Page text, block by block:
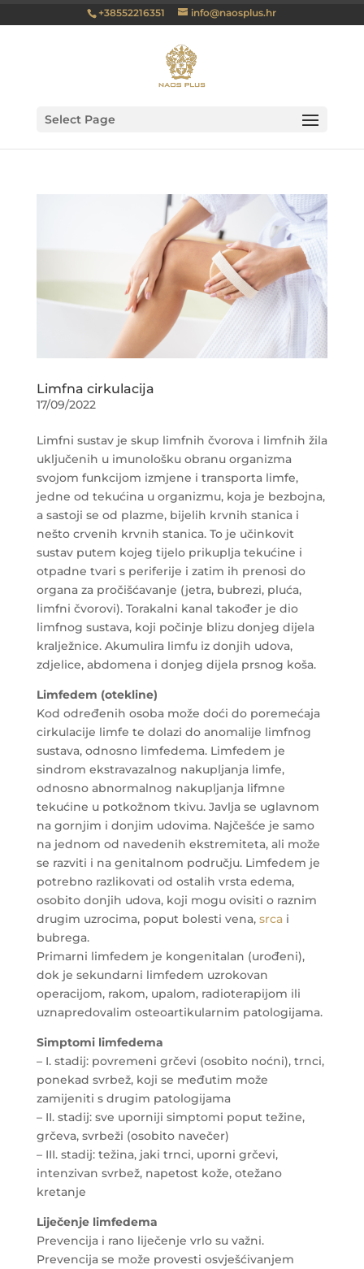
+38552216351 info@naosplus.hr
Select Page
Limfna cirkulacija
17/09/2022
Limfni sustav je skup limfnih čvorova i limfnih žila
uključenih u imunološku obranu organizma
svojom funkcijom izmjene i transporta limfe,
jedne od tekućina u organizmu, koja je bezbojna,
a sastoji se od plazme, bijelih krvnih stanica i
nešto crvenih krvnih stanica. To je učinkovit
sustav putem kojeg tijelo prikuplja tekućine i
otpadne tvari s periferije i zatim ih prenosi do
organa za pročišćavanje (jetra, bubrezi, pluća,
limfni čvorovi). Torakalni kanal također je dio
limfnog sustava, koji počinje blizu donjeg dijela
kralježnice. Akumulira limfu iz donjih udova,
zdjelice, abdomena i donjeg dijela prsnog koša.
Limfedem (otekline)
Kod određenih osoba može doći do poremećaja
cirkulacije limfe te dolazi do anomalije limfnog
sustava, odnosno limfedema. Limfedem je
sindrom ekstravazalnog nakupljanja limfe,
odnosno abnormalnog nakupljanja lifmne
tekućine u potkožnom tkivu. Javlja se uglavnom
na gornjim i donjim udovima. Najčešće je samo
na jednom od navedenih ekstremiteta, ali može
se razviti i na genitalnom području. Limfedem je
potrebno razlikovati od ostalih vrsta edema,
osobito donjih udova, koji mogu ovisiti o raznim
drugim uzrocima, poput bolesti vena,srcai
bubrega.
Primarni limfedem je kongenitalan (urođeni),
dok je sekundarni limfedem uzrokovan
operacijom, rakom, upalom, radioterapijom ili
uznapredovalim osteoartikularnim patologijama.
Simptomi limfedema
– I. stadij: povremeni grčevi (osobito noćni), trnci,
ponekad svrbež, koji se međutim može
zamijeniti s drugim patologijama
– II. stadij: sve uporniji simptomi poput težine,
grčeva, svrbeži (osobito navečer)
– III. stadij: težina, jaki trnci, uporni grčevi,
intenzivan svrbež, napetost kože, otežano
kretanje
Liječenje limfedema
Prevencija i rano liječenje vrlo su važni.
Prevencija se može provesti osvješćivanjem